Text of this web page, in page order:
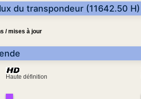
du transpondeur (11642.50 H)
/ mises à jour
Haute définition